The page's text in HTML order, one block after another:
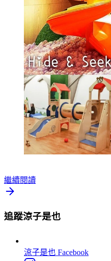
繼續閱讀
追蹤涼子是也
涼子是也 Facebook